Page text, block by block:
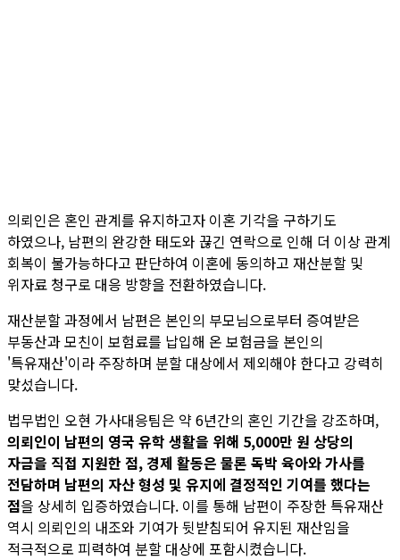
의뢰인은 혼인 관계를 유지하고자 이혼 기각을 구하기도
하였으나, 남편의 완강한 태도와 끊긴 연락으로 인해 더 이상 관계
회복이 불가능하다고 판단하여 이혼에 동의하고 재산분할 및
위자료 청구로 대응 방향을 전환하였습니다.
재산분할 과정에서 남편은 본인의 부모님으로부터 증여받은
부동산과 모친이 보험료를 납입해 온 보험금을 본인의
'특유재산'이라 주장하며 분할 대상에서 제외해야 한다고 강력히
맞섰습니다.
법무법인 오현 가사대응팀은 약 6년간의 혼인 기간을 강조하며,
의뢰인이 남편의 영국 유학 생활을 위해 5,000만 원 상당의
자금을 직접 지원한 점, 경제 활동은 물론 독박 육아와 가사를
전담하며 남편의 자산 형성 및 유지에 결정적인 기여를 했다는
점을 상세히 입증하였습니다. 이를 통해 남편이 주장한 특유재산
역시 의뢰인의 내조와 기여가 뒷받침되어 유지된 재산임을
적극적으로 피력하여 분할 대상에 포함시켰습니다.